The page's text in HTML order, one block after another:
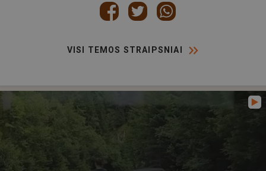
VISI TEMOS STRAIPSNIAI